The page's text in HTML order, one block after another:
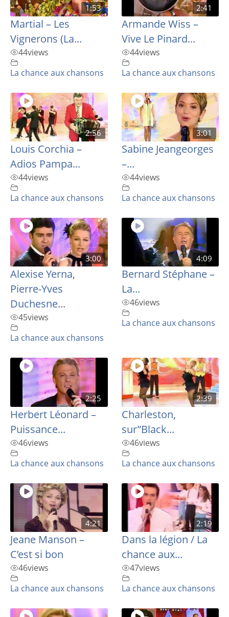
1:53
Martial – Les
Vignerons (La...
44views
La chance aux chansons
2:41
Armande Wiss –
Vive Le Pinard...
44views
La chance aux chansons
2:56
Louis Corchia –
Adios Pampa...
44views
La chance aux chansons
3:01
Sabine Jeangeorges
–...
44views
La chance aux chansons
3:00
Alexise Yerna,
Pierre-Yves
Duchesne...
45views
La chance aux chansons
4:09
Bernard Stéphane –
La...
46views
La chance aux chansons
2:25
Herbert Léonard –
Puissance...
46views
La chance aux chansons
2:39
Charleston,
sur”Black...
46views
La chance aux chansons
4:21
Jeane Manson –
C’est si bon
46views
La chance aux chansons
2:19
Dans la légion / La
chance aux...
47views
La chance aux chansons